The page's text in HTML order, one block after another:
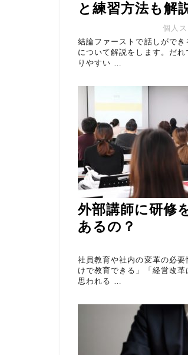
と練習方法も解
個人
結論ファーストで話しがで
について解説をします。だ
りやすい …
外部講師に研修
あるの？
社員教育や社内の変革の必
けで教育できる」「経営改
思われる …